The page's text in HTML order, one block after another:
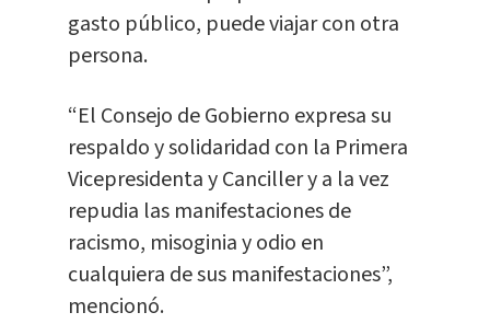
gasto público, puede viajar con otra
persona.
“El Consejo de Gobierno expresa su
respaldo y solidaridad con la Primera
Vicepresidenta y Canciller y a la vez
repudia las manifestaciones de
racismo, misoginia y odio en
cualquiera de sus manifestaciones”,
mencionó.